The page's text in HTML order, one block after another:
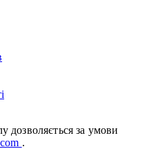
дозволяється за умови
.